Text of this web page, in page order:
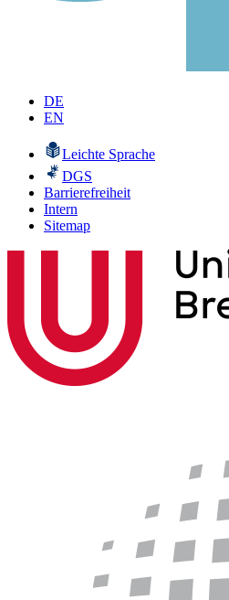
DE
EN
Leichte Sprache
DGS
Barrierefreiheit
Intern
Sitemap